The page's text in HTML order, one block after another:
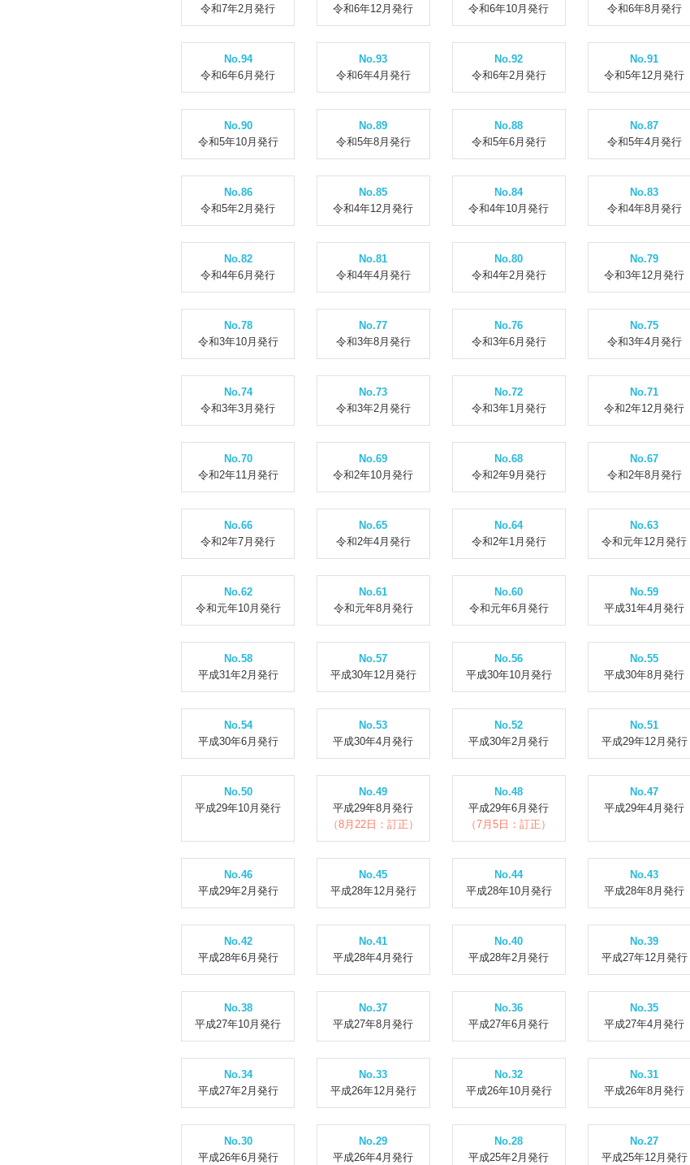
令和7年2月発行
令和6年12月発行
令和6年10月発行
令和6年8月発行
No.94
令和6年6月発行
No.93
令和6年4月発行
No.92
令和6年2月発行
No.91
令和5年12月発行
No.90
令和5年10月発行
No.89
令和5年8月発行
No.88
令和5年6月発行
No.87
令和5年4月発行
No.86
令和5年2月発行
No.85
令和4年12月発行
No.84
令和4年10月発行
No.83
令和4年8月発行
No.82
令和4年6月発行
No.81
令和4年4月発行
No.80
令和4年2月発行
No.79
令和3年12月発行
No.78
令和3年10月発行
No.77
令和3年8月発行
No.76
令和3年6月発行
No.75
令和3年4月発行
No.74
令和3年3月発行
No.73
令和3年2月発行
No.72
令和3年1月発行
No.71
令和2年12月発行
No.70
令和2年11月発行
No.69
令和2年10月発行
No.68
令和2年9月発行
No.67
令和2年8月発行
No.66
令和2年7月発行
No.65
令和2年4月発行
No.64
令和2年1月発行
No.63
令和元年12月発行
No.62
令和元年10月発行
No.61
令和元年8月発行
No.60
令和元年6月発行
No.59
平成31年4月発行
No.58
平成31年2月発行
No.57
平成30年12月発行
No.56
平成30年10月発行
No.55
平成30年8月発行
No.54
平成30年6月発行
No.53
平成30年4月発行
No.52
平成30年2月発行
No.51
平成29年12月発行
No.50
平成29年10月発行
No.49
平成29年8月発行
（8月22日：訂正）
No.48
平成29年6月発行
（7月5日：訂正）
No.47
平成29年4月発行
No.46
平成29年2月発行
No.45
平成28年12月発行
No.44
平成28年10月発行
No.43
平成28年8月発行
No.42
平成28年6月発行
No.41
平成28年4月発行
No.40
平成28年2月発行
No.39
平成27年12月発行
No.38
平成27年10月発行
No.37
平成27年8月発行
No.36
平成27年6月発行
No.35
平成27年4月発行
No.34
平成27年2月発行
No.33
平成26年12月発行
No.32
平成26年10月発行
No.31
平成26年8月発行
No.30
平成26年6月発行
No.29
平成26年4月発行
No.28
平成25年2月発行
No.27
平成25年12月発行